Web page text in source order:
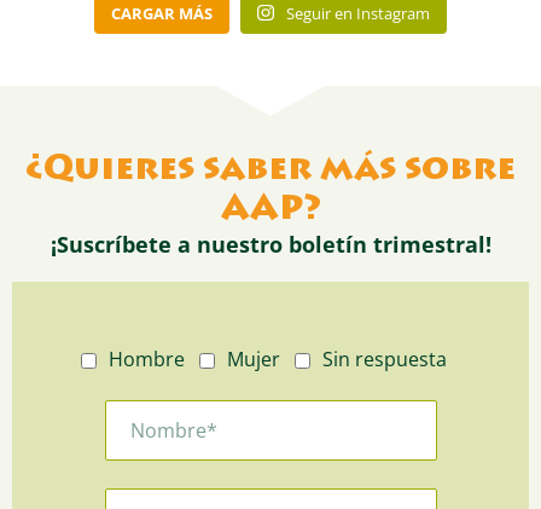
CARGAR MÁS Seguir en Instagram
¿Quieres saber más sobre
AAP?
¡Suscríbete a nuestro boletín trimestral!
Hombre Mujer Sin respuesta